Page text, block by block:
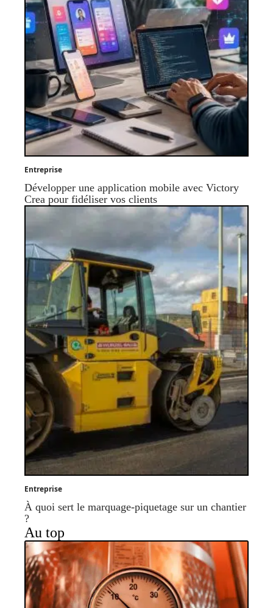
Entreprise
Développer une application mobile avec Victory
Crea pour fidéliser vos clients
Entreprise
À quoi sert le marquage-piquetage sur un chantier
?
Au top